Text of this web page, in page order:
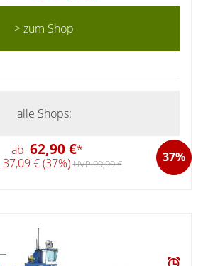
> zum Shop
alle Shops:
ab 62,90 €* 37%
37,09 € (37%)UVP 99,99 €